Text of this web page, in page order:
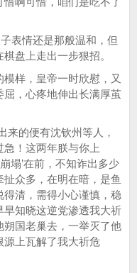
表情还是那般温和，但
盘上走出一步狠招。
样，皇帝一时欣慰，又
，心疼地伸出长满厚茧
的便有沈钦州等人，
！这两年朕与你上
塌’在前，不知诈出多少
众多，在明在暗，是鱼
清，需得小心谨慎，稳
知晓这逆党渗透我大祈
国老巢去，一举灭了他
源上瓦解了我大祈危